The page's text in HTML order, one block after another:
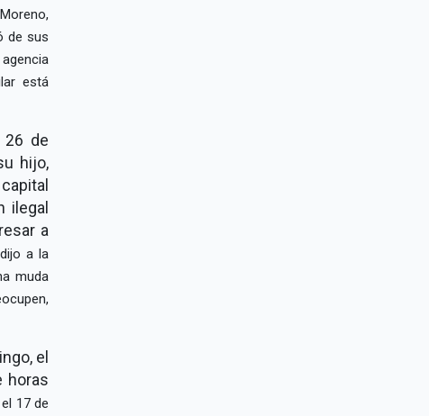
de sus
está
26 de
hijo,
ilegal
a
a la
muda
el
horas
17 de